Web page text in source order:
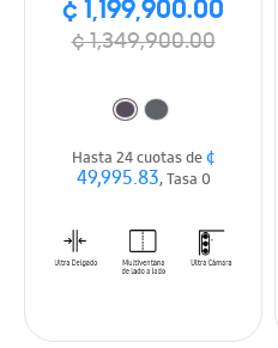
¢ 1,199,900.00
¢ 1,349,900.00
Hasta 24 cuotas de¢
49,995.83, Tasa 0